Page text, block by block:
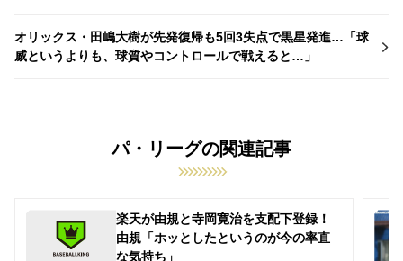
オリックス・田嶋大樹が先発復帰も5回3失点で黒星発進…「球
威というよりも、球質やコントロールで戦えると…」
パ・リーグの関連記事
楽天が由規と寺岡寛治を支配下登録！
由規「ホッとしたというのが今の率直
な気持ち」